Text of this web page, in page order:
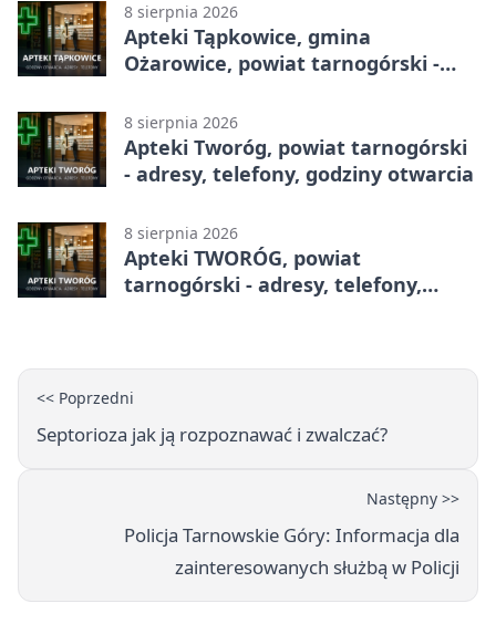
8 sierpnia 2026
Apteki Tąpkowice, gmina
Ożarowice, powiat tarnogórski -
8 sierpnia 2026
Apteki Tworóg, powiat tarnogórski
- adresy, telefony, godziny otwarcia
8 sierpnia 2026
Apteki TWORÓG, powiat
tarnogórski - adresy, telefony,
<< Poprzedni
Septorioza jak ją rozpoznawać i zwalczać?
Następny >>
Policja Tarnowskie Góry: Informacja dla
zainteresowanych służbą w Policji